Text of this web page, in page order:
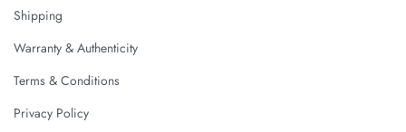
Shipping
Warranty & Authenticity
Terms & Conditions
Privacy Policy